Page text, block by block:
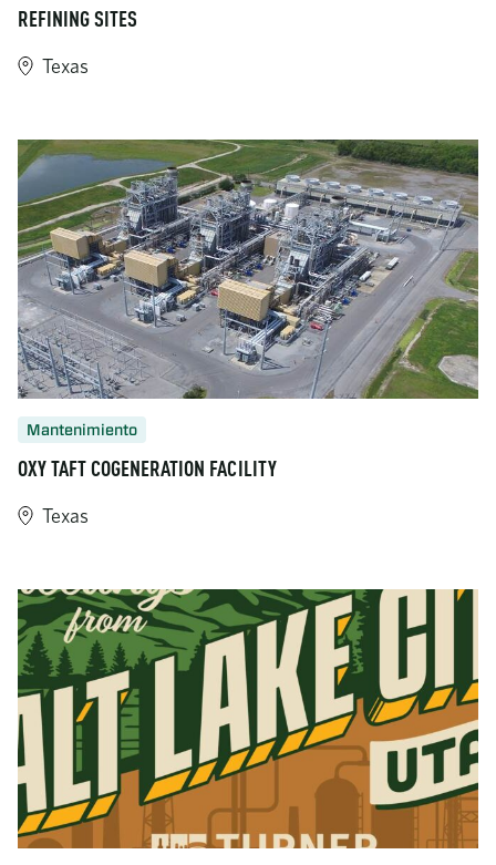
REFINING SITES
Texas
Mantenimiento
OXY TAFT COGENERATION FACILITY
Texas